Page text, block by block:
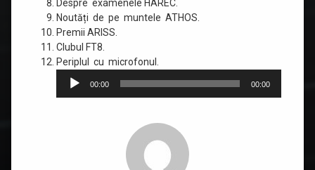
Despre examenele HAREC.
Noutăți de pe muntele ATHOS.
Premii ARISS.
Clubul FT8.
Periplul cu microfonul.
00:00 00:00